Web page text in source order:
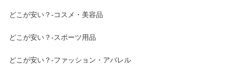
どこが安い？-コスメ・美容品
どこが安い？-スポーツ用品
どこが安い？-ファッション・アパレル